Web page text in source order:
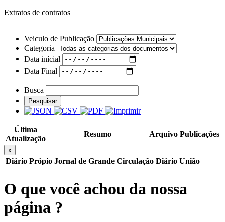
Extratos de contratos
Veiculo de Publicação
Categoria
Data inícial
Data Final
Busca
Pesquisar
Última
Atualização
Resumo Arquivo Publicações
x
Diário Própio Jornal de Grande Circulação Diário União
O que você achou da nossa
página ?